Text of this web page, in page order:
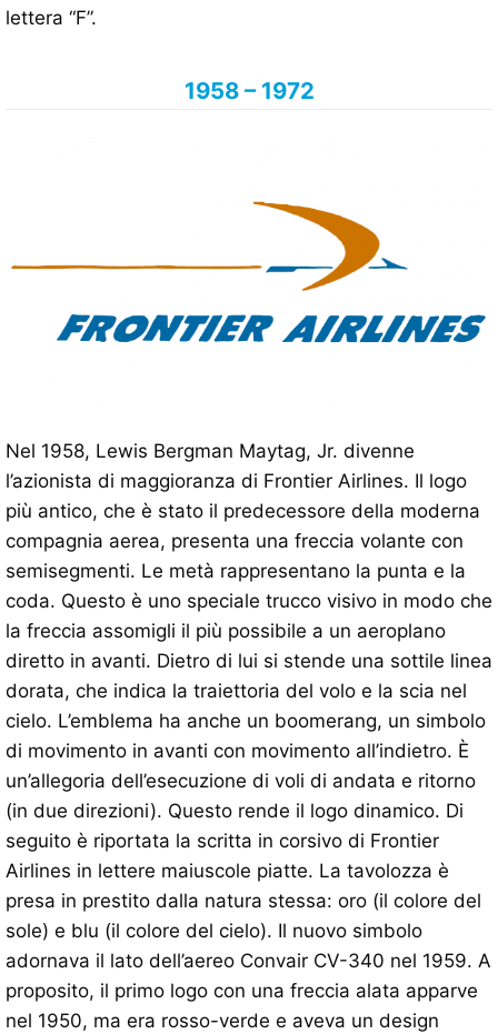
lettera “F”.
1958 – 1972
Nel 1958, Lewis Bergman Maytag, Jr. divenne
l’azionista di maggioranza di Frontier Airlines. Il logo
più antico, che è stato il predecessore della moderna
compagnia aerea, presenta una freccia volante con
semisegmenti. Le metà rappresentano la punta e la
coda. Questo è uno speciale trucco visivo in modo che
la freccia assomigli il più possibile a un aeroplano
diretto in avanti. Dietro di lui si stende una sottile linea
dorata, che indica la traiettoria del volo e la scia nel
cielo. L’emblema ha anche un boomerang, un simbolo
di movimento in avanti con movimento all’indietro. È
un’allegoria dell’esecuzione di voli di andata e ritorno
(in due direzioni). Questo rende il logo dinamico. Di
seguito è riportata la scritta in corsivo di Frontier
Airlines in lettere maiuscole piatte. La tavolozza è
presa in prestito dalla natura stessa: oro (il colore del
sole) e blu (il colore del cielo). Il nuovo simbolo
adornava il lato dell’aereo Convair CV-340 nel 1959. A
proposito, il primo logo con una freccia alata apparve
nel 1950, ma era rosso-verde e aveva un design